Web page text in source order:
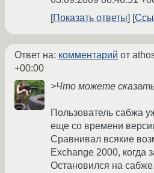
Показать ответы
Ответ на: комментарий от
+00:00
>Что можете
Пользователь сабжа
еще со времени
Сравнивал всякие
Exchange 2000, когда
Остановился на